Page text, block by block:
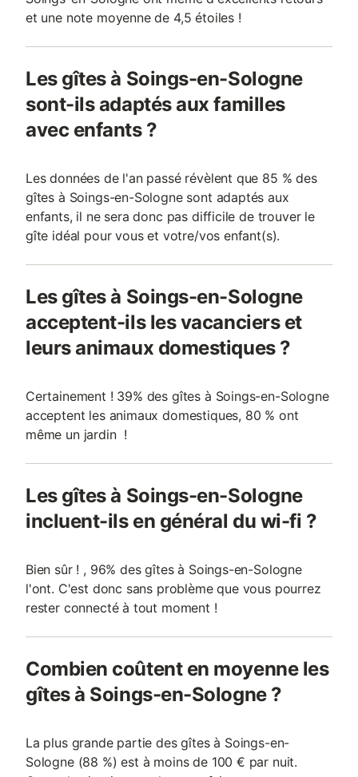
et une note moyenne de 4,5 étoiles !
Les gîtes à Soings-en-Sologne
sont-ils adaptés aux familles
avec enfants ?
Les données de l'an passé révèlent que 85 % des
gîtes à Soings-en-Sologne sont adaptés aux
enfants, il ne sera donc pas difficile de trouver le
gîte idéal pour vous et votre/vos enfant(s).
Les gîtes à Soings-en-Sologne
acceptent-ils les vacanciers et
leurs animaux domestiques ?
Certainement ! 39% des gîtes à Soings-en-Sologne
acceptent les animaux domestiques, 80 % ont
même un jardin !
Les gîtes à Soings-en-Sologne
incluent-ils en général du wi-fi ?
Bien sûr ! , 96% des gîtes à Soings-en-Sologne
l'ont. C'est donc sans problème que vous pourrez
rester connecté à tout moment !
Combien coûtent en moyenne les
gîtes à Soings-en-Sologne ?
La plus grande partie des gîtes à Soings-en-
Sologne (88 %) est à moins de 100 € par nuit.